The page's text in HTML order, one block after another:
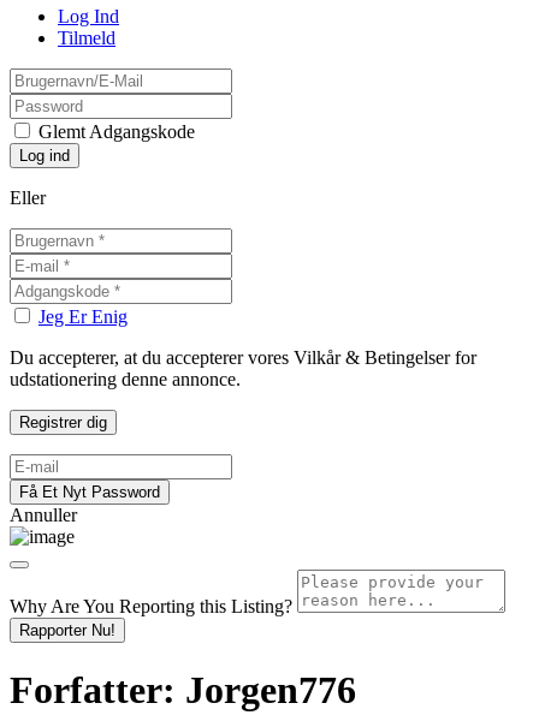
Log Ind
Tilmeld
Glemt Adgangskode
Eller
Jeg Er Enig
Du accepterer, at du accepterer vores Vilkår & Betingelser for
udstationering denne annonce.
Annuller
Why Are You Reporting this Listing?
Rapporter Nu!
Forfatter: Jorgen776